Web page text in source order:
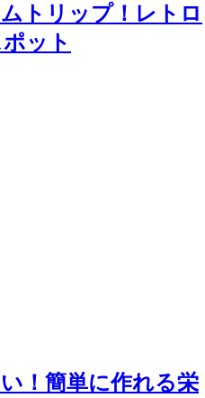
トリップ！レトロ
ット
！簡単に作れる栄